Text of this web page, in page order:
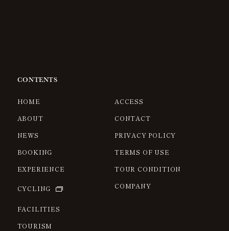
CONTENTS
HOME
ABOUT
NEWS
BOOKING
EXPERIENCE
CYCLING
FACILITIES
TOURISM
ACCESS
CONTACT
PRIVACY POLICY
TERMS OF USE
TOUR CONDITION
COMPANY